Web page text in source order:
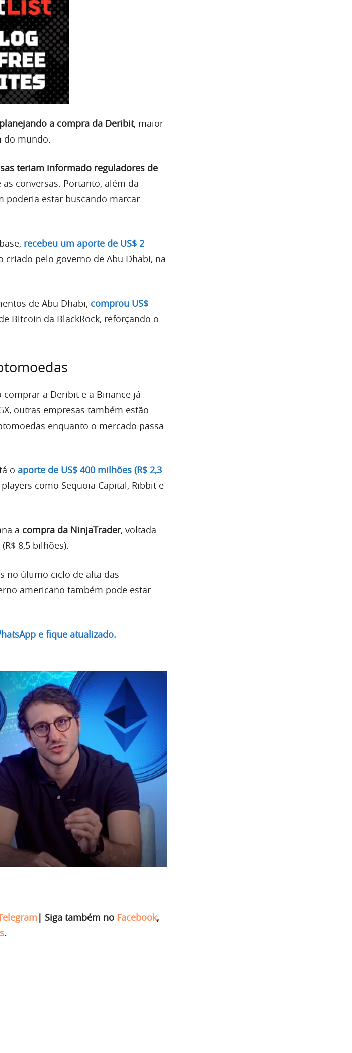
a compra da Deribit, maior
do mundo.
teriam informado reguladores de
conversas. Portanto, além da
poderia estar buscando marcar
recebeu um aporte de US$ 2
criado pelo governo de Abu Dhabi, na
de Abu Dhabi, comprou US$
Bitcoin da BlackRock, reforçando o
a Deribit e a Binance já
outras empresas também estão
enquanto o mercado passa
o aporte de US$ 400 milhões (R$ 2,3
como Sequoia Capital, Ribbit e
a compra da NinjaTrader, voltada
8,5 bilhões).
no último ciclo de alta das
americano também pode estar
e fique atualizado.
| Siga também no Facebook,
.